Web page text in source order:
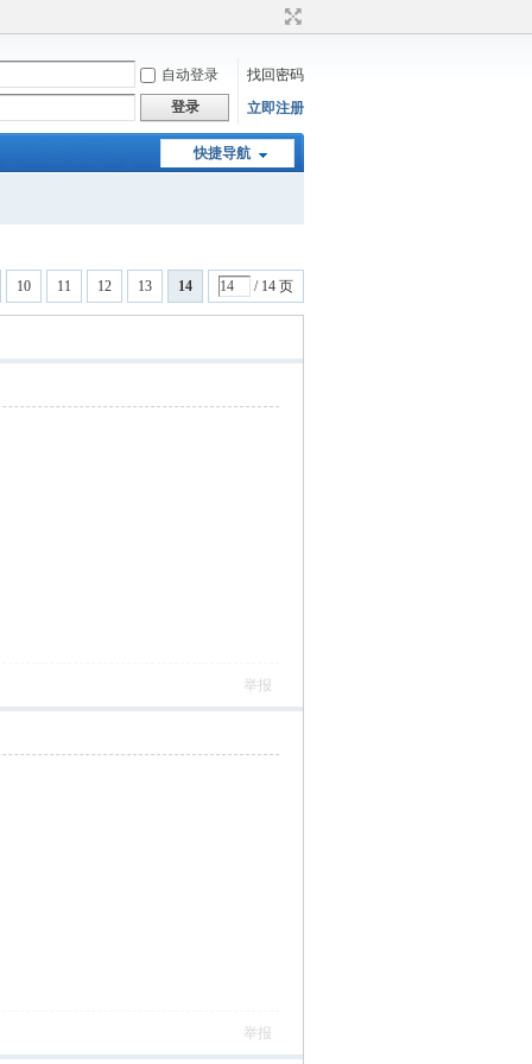
自动登录
找回密码
登录
立即注册
快捷导航
10 11 12 13 14 / 14 页
举报
举报